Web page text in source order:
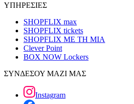
ΥΠΗΡΕΣΙΕΣ
SHOPFLIX max
SHOPFLIX tickets
SHOPFLIX ΜΕ ΤΗ ΜΙΑ
Clever Point
BOX NOW Lockers
ΣΥΝΔΕΣΟΥ ΜΑΖΙ ΜΑΣ
Instagram